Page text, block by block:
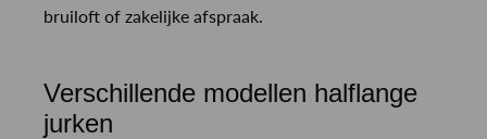
bruiloft of zakelijke afspraak.
Verschillende modellen halflange
jurken